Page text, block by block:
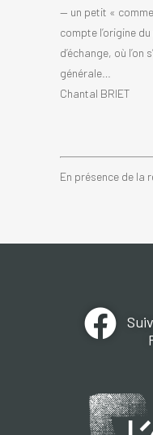
— un petit «
compte l’origine
d’échange, où
générale…
Chantal BRIET
En présence de la